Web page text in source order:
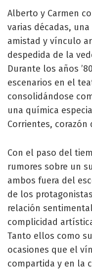
Alberto y Carmen
varias décadas,
amistad y vínculo
despedida de la
Durante los años
escenarios en el
consolidándose
una química
Corrientes,
Con el paso del
rumores sobre un
ambos fuera del
de los
relación
complicidad
Tanto ellos como
ocasiones que el
compartida y en la